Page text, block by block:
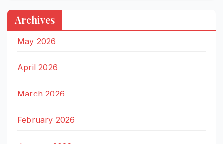
Archives
May 2026
April 2026
March 2026
February 2026